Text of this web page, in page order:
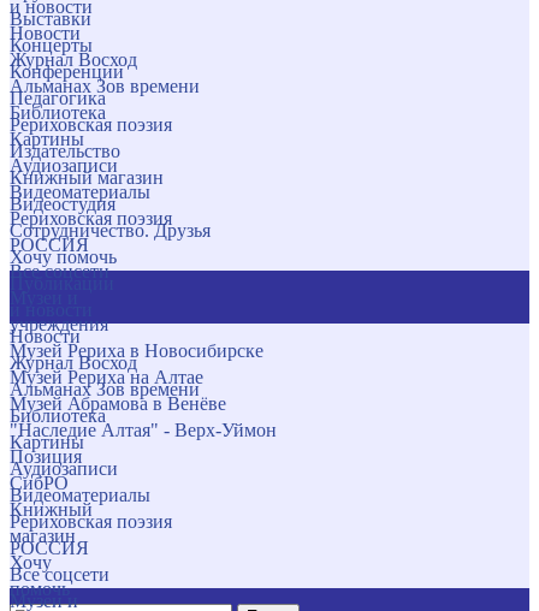
и новости
Новости
Журнал Восход
Альманах Зов времени
Библиотека
Картины
Аудиозаписи
Видеоматериалы
Рериховская поэзия
РОССИЯ
Все соцсети
учреждения
Музей Рериха в Новосибирске
Музей Рериха на Алтае
Музей Абрамова в Венёве
"Наследие Алтая" - Верх-Уймон
Позиция
СибРО
Книжный
магазин
Хочу
помочь
Выставки
Концерты
Конференции
Педагогика
Рериховская поэзия
Издательство
Книжный магазин
Видеостудия
Сотрудничество. Друзья
Хочу помочь
Новости
Журнал Восход
Альманах Зов времени
Библиотека
Картины
Аудиозаписи
Видеоматериалы
Рериховская поэзия
РОССИЯ
Все соцсети
Музеи и